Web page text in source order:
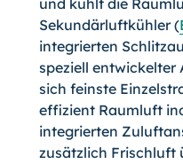
und kühlt die
Sekundärluftkühler (
integrierten
speziell entwickelter
sich feinste
effizient Raumluft
integrierten
zusätzlich Frischluft